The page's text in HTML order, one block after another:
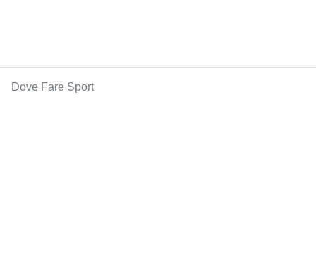
Dove Fare Sport